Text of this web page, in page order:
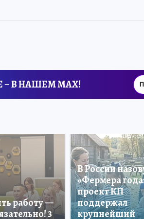
В НАШЕМ MAX!
работу —
3
В России
«Фермера
проект КП
поддержал
крупнейший